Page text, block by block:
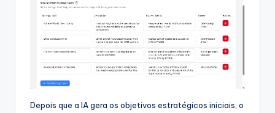
Depois que a IA gera os objetivos estratégicos iniciais, o